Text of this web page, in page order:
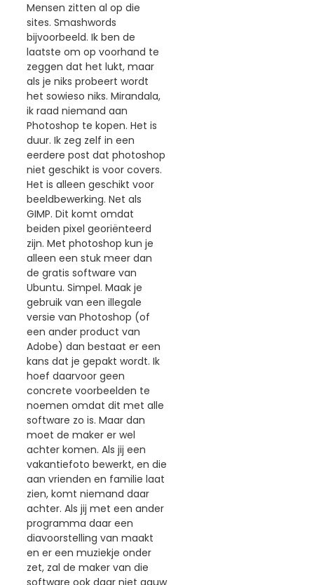
Mensen zitten al op die
sites. Smashwords
bijvoorbeeld. Ik ben de
laatste om op voorhand te
zeggen dat het lukt, maar
als je niks probeert wordt
het sowieso niks. Mirandala,
ik raad niemand aan
Photoshop te kopen. Het is
duur. Ik zeg zelf in een
eerdere post dat photoshop
niet geschikt is voor covers.
Het is alleen geschikt voor
beeldbewerking. Net als
GIMP. Dit komt omdat
beiden pixel georiënteerd
zijn. Met photoshop kun je
alleen een stuk meer dan
de gratis software van
Ubuntu. Simpel. Maak je
gebruik van een illegale
versie van Photoshop (of
een ander product van
Adobe) dan bestaat er een
kans dat je gepakt wordt. Ik
hoef daarvoor geen
concrete voorbeelden te
noemen omdat dit met alle
software zo is. Maar dan
moet de maker er wel
achter komen. Als jij een
vakantiefoto bewerkt, en die
aan vrienden en familie laat
zien, komt niemand daar
achter. Als jij met een ander
programma daar een
diavoorstelling van maakt
en er een muziekje onder
zet, zal de maker van die